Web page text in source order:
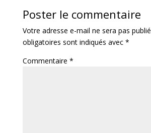
Poster le commentaire
Votre adresse e-mail ne sera pas
obligatoires sont indiqués avec *
Commentaire *